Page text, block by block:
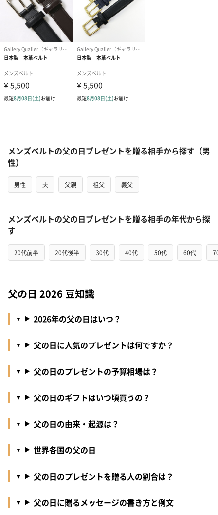
メンズベルトの父の日プレゼントを贈る相手から探す（男
性）
男性 夫 父親 祖父 義父
メンズベルトの父の日プレゼントを贈る相手の年代から探
す
20代前半 20代後半 30代 40代 50代 60代
父の日 2026 豆知識
2026年の父の日はいつ？
父の日に人気のプレゼントは何ですか？
父の日のプレゼントの予算相場は？
父の日のギフトはいつ頃買うの？
父の日の由来・起源は？
世界各国の父の日
父の日のプレゼントを贈る人の割合は？
父の日に贈るメッセージの書き方と例文